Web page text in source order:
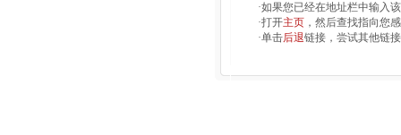
·如果您已经在地址栏中输入
·打开主页 ，然后查找指向您
·单击后退链接，尝试其他链